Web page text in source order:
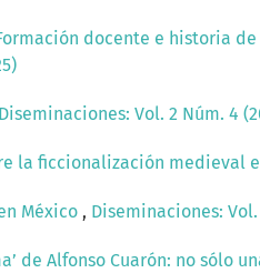
docente e historia
Diseminaciones: Vol. 2 Núm. 4
la ficcionalización medieval
México , Diseminaciones:
de Alfonso Cuarón: no sólo